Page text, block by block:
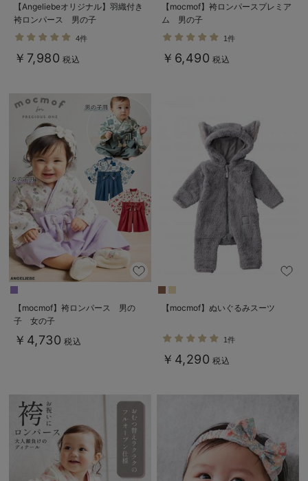
【Angeliebeオリジナル】羽織付き
袴ロンパース 男の子
4件
￥7,980 税込
【mocmof】袴ロンパースプレミア
ム 男の子
1件
￥6,490 税込
【mocmof】袴ロンパース 男の
子 女の子
￥4,730 税込
【mocmof】ぬいぐるみスーツ
1件
￥4,290 税込